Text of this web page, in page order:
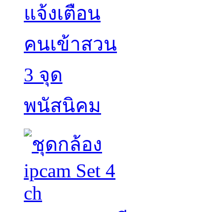
แจ้งเตือน
คนเข้าสวน
3 จุด
พนัสนิคม